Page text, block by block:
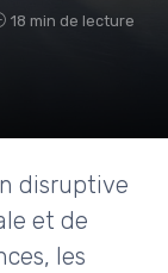
18 min de lecture
disruptive
et de
les